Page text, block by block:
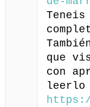
que
con
leerlo